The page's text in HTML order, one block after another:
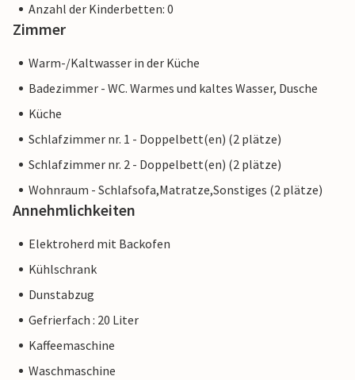
Anzahl der Kinderbetten: 0
Zimmer
Warm-/Kaltwasser in der Küche
Badezimmer - WC. Warmes und kaltes Wasser, Dusche
Küche
Schlafzimmer nr. 1 - Doppelbett(en) (2 plätze)
Schlafzimmer nr. 2 - Doppelbett(en) (2 plätze)
Wohnraum - Schlafsofa,Matratze,Sonstiges (2 plätze)
Annehmlichkeiten
Elektroherd mit Backofen
Kühlschrank
Dunstabzug
Gefrierfach : 20 Liter
Kaffeemaschine
Waschmaschine